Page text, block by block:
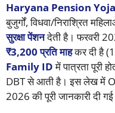
Haryana Pension
बुजुर्गों, विधवा/निराश्रित
सुरक्षा पेंशनदेती है। फरवरी
₹3,200 प्रति माहकर दी है
Family IDमें पात्रता पूरी
DBT से आती है। इस लेख में
2026 की पूरी जानकारी दी